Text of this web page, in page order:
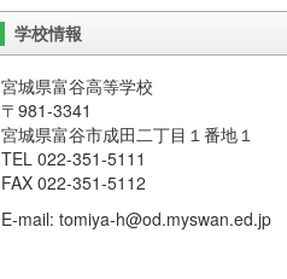
学校情報
宮城県富谷高等学校
〒981-3341
宮城県富谷市成田二丁目１番地１
TEL 022-351-5111
FAX 022-351-5112
E-mail: tomiya-h@od.myswan.ed.jp